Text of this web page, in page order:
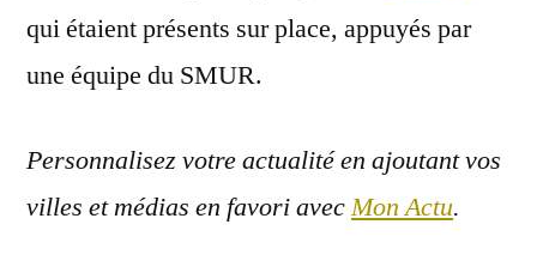
qui étaient présents sur place, appuyés par
une équipe du SMUR.
Personnalisez votre actualité en ajoutant vos
villes et médias en favori avecMon Actu.